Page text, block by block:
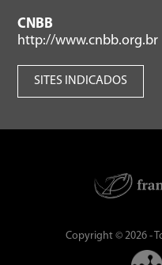
CNBB
http://www.cnbb.org.br
SITES INDICADOS
Copyright © 2026 -